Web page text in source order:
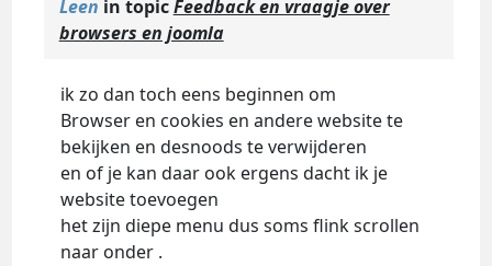
Leen in topicFeedback en vraagje over
browsers en joomla
ik zo dan toch eens beginnen om
Browser en cookies en andere website te
bekijken en desnoods te verwijderen
en of je kan daar ook ergens dacht ik je
website toevoegen
het zijn diepe menu dus soms flink scrollen
naar onder .